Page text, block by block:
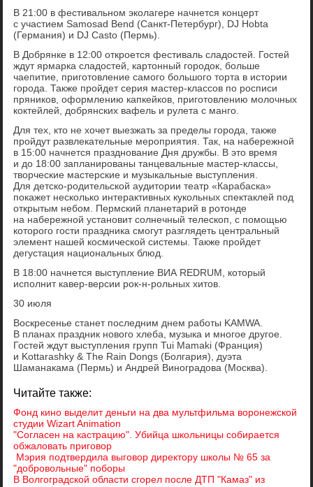
В 21:00 в фестивальном эколагере начнется концерт
с участием Samosad Bend (Санкт-Петербург), DJ Hobta
(Германия) и DJ Casto (Пермь).
В Добрянке в 12:00 откроется фестиваль сладостей. Гостей
ждут ярмарка сладостей, картонный городок, больше
чаепитие, приготовление самого большого торта в истории
города. Также пройдет серия мастер-классов по росписи
пряников, оформлению капкейков, приготовлению молочных
коктейлей, добрянских вафель и рулета с манго.
Для тех, кто не хочет выезжать за пределы города, также
пройдут развлекательные мероприятия. Так, на набережной
в 15:00 начнется празднование Дня дружбы. В это время
и до 18:00 запланированы танцевальные мастер-классы,
творческие мастерские и музыкальные выступления.
Для детско-родительской аудитории театр «Карабаска»
покажет несколько интерактивных кукольных спектаклей под
открытым небом. Пермский планетарий в ротонде
на набережной установит солнечный телескоп, с помощью
которого гости праздника смогут разглядеть центральный
элемент нашей космической системы. Также пройдет
дегустация национальных блюд.
В 18:00 начнется выступление ВИА REDRUM, который
исполнит кавер-версии рок-н-рольных хитов.
30 июля
Воскресенье станет последним днем работы KAMWA.
В планах праздник нового хлеба, музыка и многое другое.
Гостей ждут выступления групп Tui Mamaki (Франция)
и Kottarashky & The Rain Dongs (Болгария), дуэта
Шаманакама (Пермь) и Андрей Виноградова (Москва).
Читайте также:
Фонд кино выделит деньги на два мультфильма воронежской
студии Wizart Animation
"Согласен на кастрацию". Убийца школьницы собирается
обжаловать приговор
Мэрия подтвердила выговор директору школы № 65 за
"добровольные" поборы
В Волгоградской области сгорел после ДТП "Камаз" из